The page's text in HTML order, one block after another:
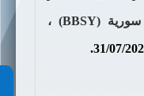
سورية (BBSY
)،
31/07/